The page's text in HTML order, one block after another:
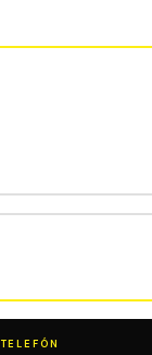
TELEFÓN